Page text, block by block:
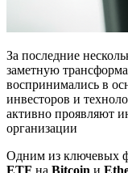
За последние
заметную
воспринимались в
инвесторов и
активно проявляют
организации
Одним из ключевых
ETF на Bitcoin и